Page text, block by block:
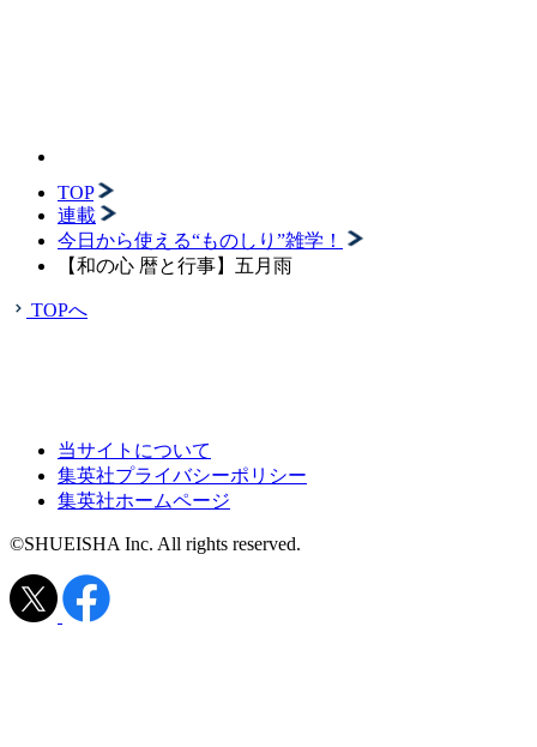
TOP
連載
今日から使える“ものしり”雑学！
【和の心 暦と行事】五月雨
TOPへ
当サイトについて
集英社プライバシーポリシー
集英社ホームページ
©SHUEISHA Inc. All rights reserved.